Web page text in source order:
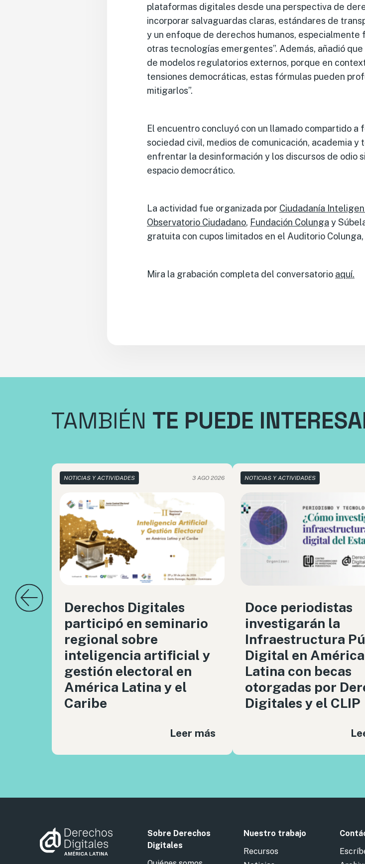
plataformas digitales desde una perspectiva de
incorporar salvaguardas claras, estándares de
y un enfoque de derechos humanos,
otras tecnologías emergentes”. Además, añadió
de modelos regulatorios externos, porque en
tensiones democráticas, estas fórmulas pueden
mitigarlos”.
El encuentro concluyó con un llamado compartido
sociedad civil, medios de comunicación, academia
enfrentar la desinformación y los discursos de odio
espacio democrático.
La actividad fue organizada por Ciudadanía
Observatorio Ciudadano, Fundación Colunga y
gratuita con cupos limitados en el Auditorio
Mira la grabación completa del conversatorio aquí.
TAMBIÉN TE PUEDE
NOTICIAS Y ACTIVIDADES 3 AGO 2026
Derechos Digitales
participó en seminario
regional sobre
inteligencia artificial y
gestión electoral en
América Latina y el
Caribe
Leer más
NOTICIAS Y ACTIVIDADES
Doce periodistas
investigarán la
Infraestructura
Digital en América
Latina con becas
otorgadas por
Digitales y el CLIP
Sobre Derechos
Digitales
Nuestro trabajo
Recursos